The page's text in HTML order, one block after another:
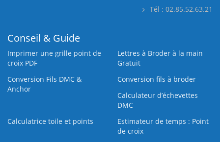
Tél : 02.85.52.63.21
Conseil & Guide
Imprimer une grille point de
croix PDF
Lettres à Broder à la main
Gratuit
Conversion Fils DMC &
Anchor
Conversion fils à broder
Calculateur d’échevettes
DMC
Calculatrice toile et points
Estimateur de temps : Point
de croix